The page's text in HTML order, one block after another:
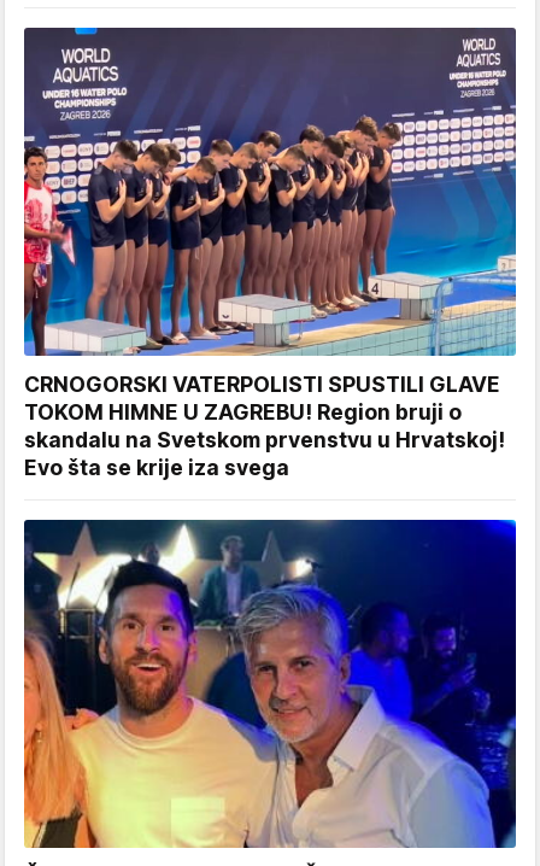
CRNOGORSKI VATERPOLISTI SPUSTILI GLAVE
TOKOM HIMNE U ZAGREBU! Region bruji o
skandalu na Svetskom prvenstvu u Hrvatskoj!
Evo šta se krije iza svega